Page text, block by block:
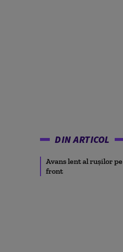
DIN ARTICOL
Avans lent al rușilor pe
front